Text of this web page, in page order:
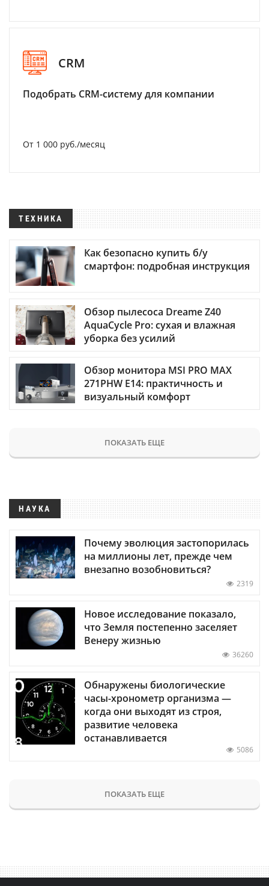
CRM
Подобрать CRM-систему для компании
От 1 000 руб./месяц
ТЕХНИКА
Как безопасно купить б/у
смартфон: подробная инструкция
Обзор пылесоса Dreame Z40
AquaCycle Pro: сухая и влажная
уборка без усилий
Обзор монитора MSI PRO MAX
271PHW E14: практичность и
визуальный комфорт
ПОКАЗАТЬ ЕЩЕ
НАУКА
Почему эволюция застопорилась
на миллионы лет, прежде чем
внезапно возобновиться?
2319
Новое исследование показало,
что Земля постепенно заселяет
Венеру жизнью
36260
Обнаружены биологические
часы-хронометр организма —
когда они выходят из строя,
развитие человека
останавливается
5086
ПОКАЗАТЬ ЕЩЕ